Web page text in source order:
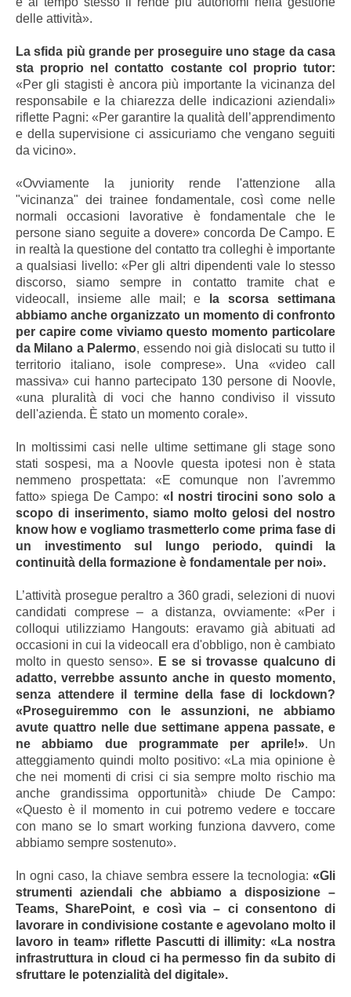
delle attività».
La sfida più grande per proseguire uno stage da casa
sta proprio nel contatto costante col proprio tutor:
«Per gli stagisti è ancora più importante la vicinanza del
responsabile e la chiarezza delle indicazioni aziendali»
riflette Pagni: «Per garantire la qualità dell’apprendimento
e della supervisione ci assicuriamo che vengano seguiti
da vicino».
«Ovviamente la juniority rende l'attenzione alla
"vicinanza" dei trainee fondamentale, così come nelle
normali occasioni lavorative è fondamentale che le
persone siano seguite a dovere» concorda De Campo. E
in realtà la questione del contatto tra colleghi è importante
a qualsiasi livello: «Per gli altri dipendenti vale lo stesso
discorso, siamo sempre in contatto tramite chat e
videocall, insieme alle mail; e la scorsa settimana
abbiamo anche organizzato un momento di confronto
per capire come viviamo questo momento particolare
da Milano a Palermo, essendo noi già dislocati su tutto il
territorio italiano, isole comprese». Una «video call
massiva» cui hanno partecipato 130 persone di Noovle,
«una pluralità di voci che hanno condiviso il vissuto
dell'azienda. È stato un momento corale».
In moltissimi casi nelle ultime settimane gli stage sono
stati sospesi, ma a Noovle questa ipotesi non è stata
nemmeno prospettata: «E comunque non l'avremmo
fatto» spiega De Campo: «I nostri tirocini sono solo a
scopo di inserimento, siamo molto gelosi del nostro
know how e vogliamo trasmetterlo come prima fase di
un investimento sul lungo periodo, quindi la
continuità della formazione è fondamentale per noi».
L’attività prosegue peraltro a 360 gradi, selezioni di nuovi
candidati comprese – a distanza, ovviamente: «Per i
colloqui utilizziamo Hangouts: eravamo già abituati ad
occasioni in cui la videocall era d'obbligo, non è cambiato
molto in questo senso».
E se si trovasse qualcuno di
adatto, verrebbe assunto anche in questo momento,
senza attendere il termine della fase di lockdown?
«Proseguiremmo con le assunzioni, ne abbiamo
avute quattro nelle due settimane appena passate, e
ne abbiamo due programmate per aprile!». Un
atteggiamento quindi molto positivo: «La mia opinione è
che nei momenti di crisi ci sia sempre molto rischio ma
anche grandissima opportunità» chiude De Campo:
«Questo è il momento in cui potremo vedere e toccare
con mano se lo smart working funziona davvero, come
abbiamo sempre sostenuto».
In ogni caso, la chiave sembra essere la tecnologia: «Gli
strumenti aziendali che abbiamo a disposizione –
Teams, SharePoint, e così via – ci consentono di
lavorare in condivisione costante e agevolano molto il
lavoro in team» riflette Pascutti di illimity: «La nostra
infrastruttura in cloud ci ha permesso fin da subito di
sfruttare le potenzialità del digitale».